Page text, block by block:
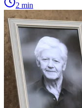
2 min